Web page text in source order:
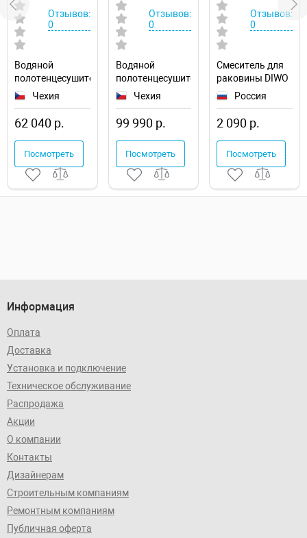
Отзывов:
0
Водяной
полотенцесушитель
Ravak Cube
X04000083669
Чехия
62 040 р.
Посмотреть
Отзывов:
0
Водяной
полотенцесушитель
Ravak Elegance
X04000083677
Чехия
99 990 р.
Посмотреть
Отзывов:
0
Смеситель для
раковины DIWO
СуздальРоссия
2 090 р.
Посмотреть
Информация
Оплата
Доставка
Установка и подключение
Техническое обслуживание
Распродажа
Акции
О компании
Контакты
Дизайнерам
Строительным компаниям
Ремонтным компаниям
Публичная оферта